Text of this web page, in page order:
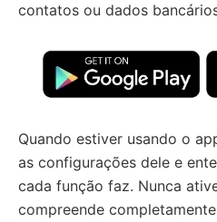
contatos ou dados
Quando estiver usando o
as configurações dele e
cada função faz. Nunca
compreende